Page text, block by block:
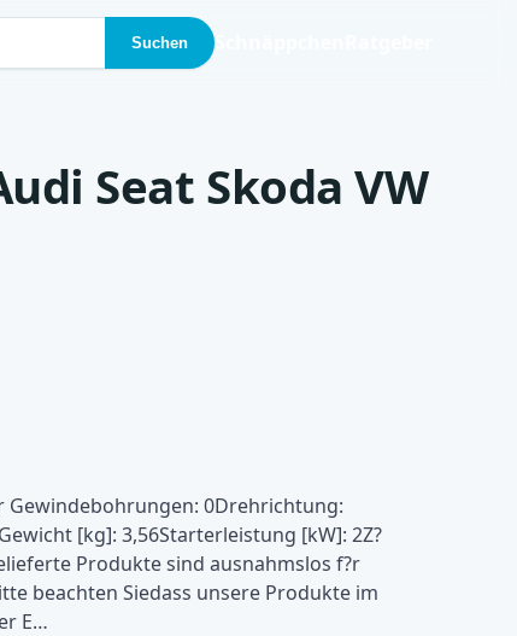
Suchen
Seat Skoda VW
Gewindebohrungen: 0Drehrichtung:
[kg]: 3,56Starterleistung [kW]: 2Z?
Produkte sind ausnahmslos f?r
beachten Siedass unsere Produkte im
E…